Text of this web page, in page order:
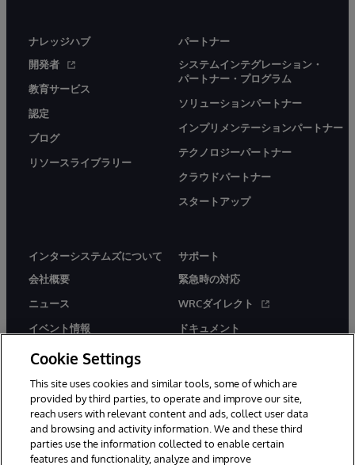
ナレッジハブ
開発者
教育サービス
認定
ブログ
リソースライブラリー
パートナー
システムインテグレーション・
パートナー・プログラム
ソリューションパートナー
インプリメンテーションパートナー
テクノロジーパートナー
クラウドパートナー
スタートアップ
インターシステムズについて
会社概要
ニュース
イベント情報
採用情報
サポート
緊急時の対応
WRCダイレクト
ドキュメント
Cookie Settings
This site uses cookies and similar tools, some of which are
provided by third parties, to operate and improve our site,
reach users with relevant content and ads, collect user data
and browsing and activity information. We and these third
parties use the information collected to enable certain
features and functionality, analyze and improve